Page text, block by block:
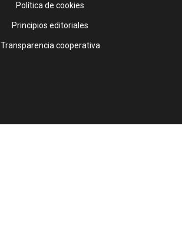
Política de cookies
Principios editoriales
Transparencia cooperativa